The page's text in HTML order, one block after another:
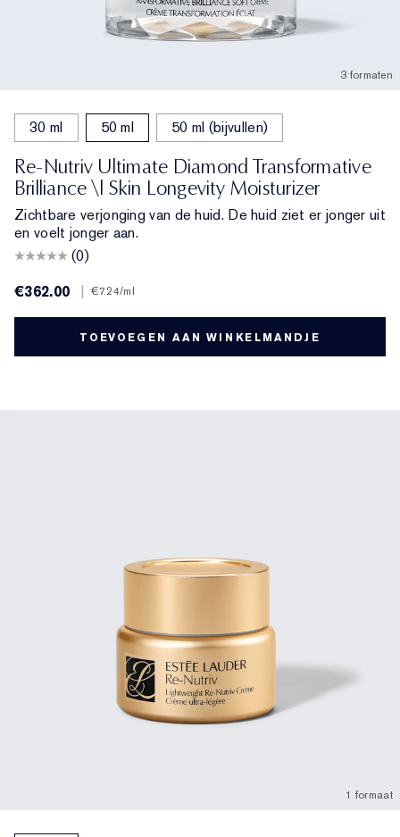
3 formaten
30 ml 50 ml 50 ml (bijvullen)
Re-Nutriv Ultimate Diamond Transformative
Brilliance \| Skin Longevity Moisturizer
Zichtbare verjonging van de huid. De huid ziet er jonger uit
en voelt jonger aan.
(0)
€362.00
€7.24/ml
TOEVOEGEN AAN WINKELMANDJE
1 formaat